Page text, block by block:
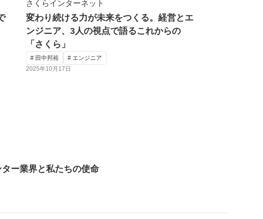
さくらインターネット
変わり続ける力が未来をつくる。経営とエ
ンジニア、3人の視点で語るこれからの
「さくら」
# 田中邦裕
# エンジニア
2025年10月17日
ー業界と私たちの使命